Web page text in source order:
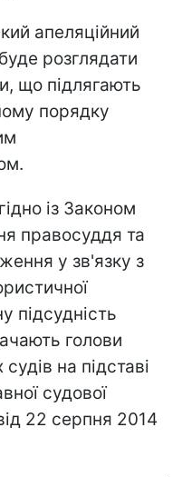
апеляційний
розглядати
що підлягають
порядку
із Законом
правосуддя та
у зв'язку з
підсудність
голови
на підставі
судової
22 серпня 2014